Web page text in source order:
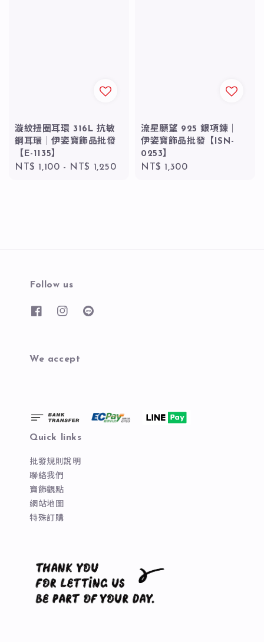
漩紋扭圈耳環 316L 抗敏
鋼耳環｜伊姿寶飾品批發
【E-1135】
Regular
NT$ 1,100 - NT$ 1,250
流星願望 925 銀項鍊｜
伊姿寶飾品批發【ISN-
0253】
Regular
NT$ 1,300
Follow us
We accept
Quick links
批發規則說明
聯絡我們
寶飾觀點
網站地圖
特殊訂購